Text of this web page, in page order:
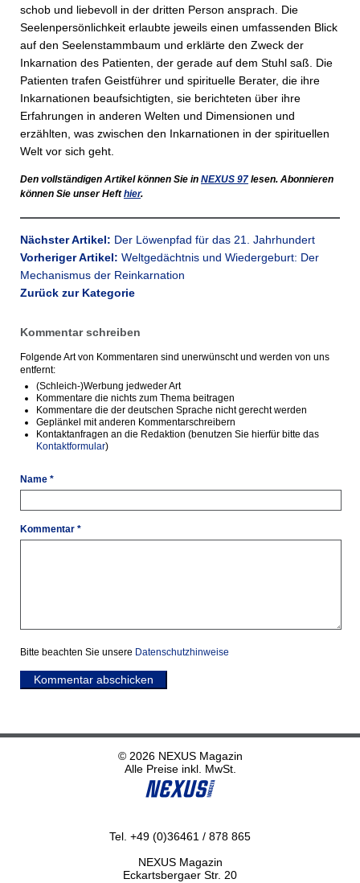
schob und liebevoll in der dritten Person ansprach. Die
Seelenpersönlichkeit erlaubte jeweils einen umfassenden Blick
auf den Seelenstammbaum und erklärte den Zweck der
Inkarnation des Patienten, der gerade auf dem Stuhl saß. Die
Patienten trafen Geistführer und spirituelle Berater, die ihre
Inkarnationen beaufsichtigten, sie berichteten über ihre
Erfahrungen in anderen Welten und Dimensionen und
erzählten, was zwischen den Inkarnationen in der spirituellen
Welt vor sich geht.
Den vollständigen Artikel können Sie in NEXUS 97 lesen. Abonnieren
können Sie unser Hefthier.
Nächster Artikel: Der Löwenpfad für das 21. Jahrhundert
Vorheriger Artikel: Weltgedächtnis und Wiedergeburt: Der
Mechanismus der Reinkarnation
Zurück zur Kategorie
Kommentar schreiben
Folgende Art von Kommentaren sind unerwünscht und werden von uns
entfernt:
(Schleich-)Werbung jedweder Art
Kommentare die nichts zum Thema beitragen
Kommentare die der deutschen Sprache nicht gerecht werden
Geplänkel mit anderen Kommentarschreibern
Kontaktanfragen an die Redaktion (benutzen Sie hierfür bitte das
Kontaktformular)
Name *
Kommentar *
Bitte beachten Sie unsere Datenschutzhinweise
Kommentar abschicken
© 2026 NEXUS Magazin
Alle Preise inkl. MwSt.
Tel. +49 (0)36461 / 878 865
NEXUS Magazin
Eckartsbergaer Str. 20